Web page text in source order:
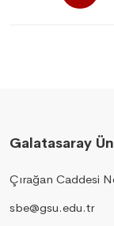
Galatasaray
Çırağan Caddesi
sbe@gsu.edu.tr